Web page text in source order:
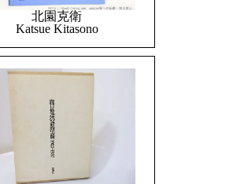
北園克衛
Katsue Kitasono